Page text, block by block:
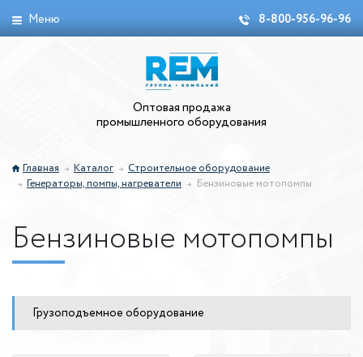
Меню 8-800-956-96-96
Оптовая продажа
промышленного оборудования
Главная Каталог
Строительное оборудование
Генераторы, помпы, нагреватели
Бензиновые мотопомпы
Бензиновые мотопомпы
Грузоподъемное оборудование